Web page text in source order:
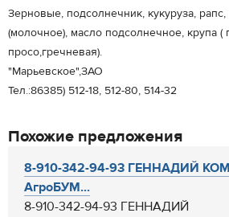
Зерновые, подсолнечник, кукуруза,
(молочное), масло подсолнечное, крупа (
просо,гречневая).
"Марьевское",ЗАО
Тел.:86385) 512-18, 512-80, 514-32
Похожие предложения
8-910-342-94-93 ГЕННАДИЙ
АгроБУМ...
8-910-342-94-93 ГЕННАДИЙ